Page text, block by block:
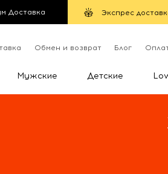
Доставка Экспрес
Обмен и возврат Блог
Мужские Детские